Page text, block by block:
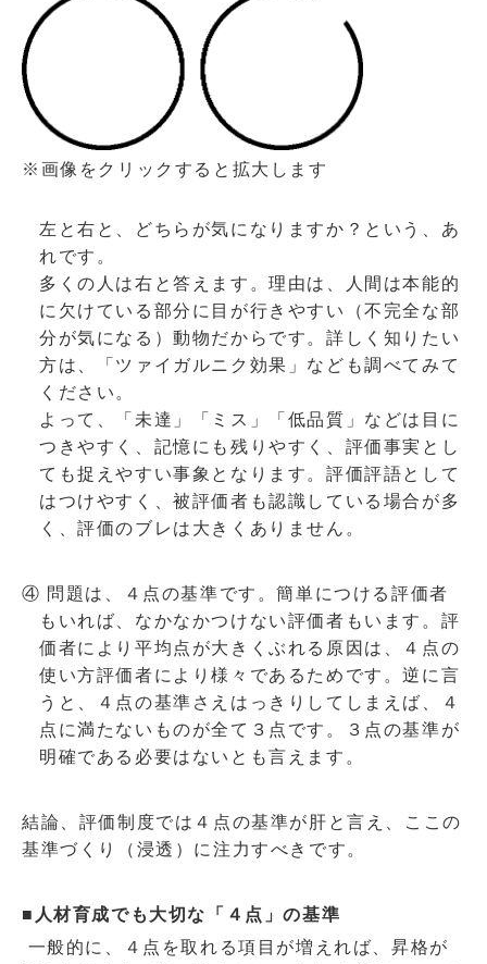
※画像をクリックすると拡大します
左と右と、どちらが気になりますか？という、あ
れです。
多くの人は右と答えます。理由は、人間は本能的
に欠けている部分に目が行きやすい（不完全な部
分が気になる）動物だからです。詳しく知りたい
方は、「ツァイガルニク効果」なども調べてみて
ください。
よって、「未達」「ミス」「低品質」などは目に
つきやすく、記憶にも残りやすく、評価事実とし
ても捉えやすい事象となります。評価評語として
はつけやすく、被評価者も認識している場合が多
く、評価のブレは大きくありません。
④ 問題は、４点の基準です。簡単につける評価者
もいれば、なかなかつけない評価者もいます。評
価者により平均点が大きくぶれる原因は、４点の
使い方評価者により様々であるためです。逆に言
うと、４点の基準さえはっきりしてしまえば、４
点に満たないものが全て３点です。３点の基準が
明確である必要はないとも言えます。
結論、評価制度では４点の基準が肝と言え、ここの
基準づくり（浸透）に注力すべきです。
■人材育成でも大切な「４点」の基準
一般的に、４点を取れる項目が増えれば、昇格が